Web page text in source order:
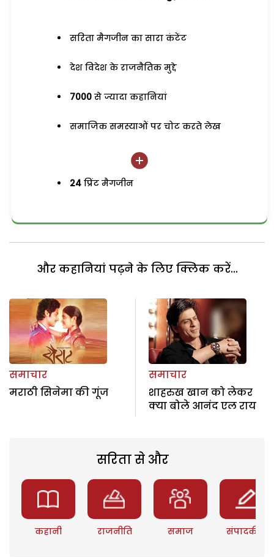
सरिता मैगजीन का सारा कंटेंट
देश विदेश के राजनैतिक मुद्दे
7000 से ज्यादा कहानियां
समाजिक समस्याओं पर चोट करते लेख
24 प्रिंट मैगजीन
और कहानियां पढ़ने के लिए क्लिक करें...
समाचार
मराठी सिनेमा की गूंज
समाचार
शाहरुख खान को लेकर
क्या बोले आनंद एल राय
सरिता से और
कहानी राजनीति समाज संपादकीय